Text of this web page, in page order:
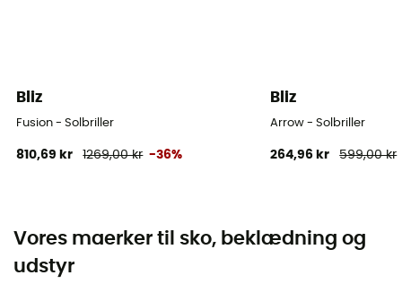
Bliz
Fusion - Solbriller
810,69 kr 1269,00 kr -36%
Bliz
Arrow - Solbriller
264,96 kr 599,00 kr
Vores maerker til sko, beklædning og
udstyr